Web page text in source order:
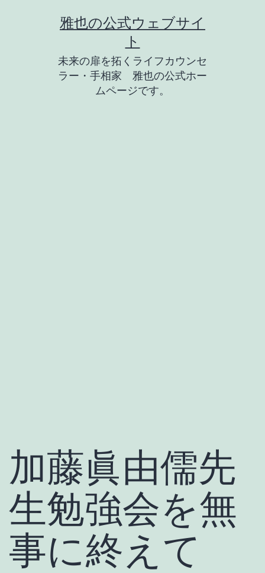
雅也の公式ウェブサイ
ト
未来の扉を拓くライフカウンセ
ラー・手相家 雅也の公式ホー
ムページです。
加藤眞由儒先
生勉強会を無
事に終えて